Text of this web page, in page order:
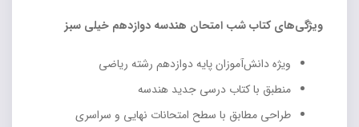
ویژگی‌های کتاب شب امتحان هندسه دوازدهم خیلی سبز
ویژه دانش‌آموزان پایه دوازدهم رشته ریاضی
منطبق با کتاب درسی جدید هندسه
طراحی مطابق با سطح امتحانات نهایی و سراسری